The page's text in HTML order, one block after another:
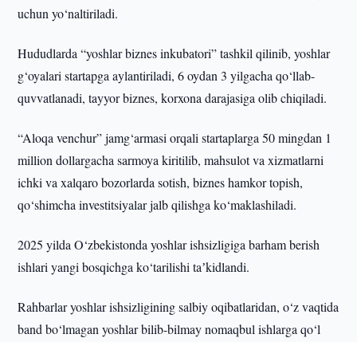
uchun yo‘naltiriladi.
Hududlarda “yoshlar biznes inkubatori” tashkil qilinib, yoshlar
g‘oyalari startapga aylantiriladi, 6 oydan 3 yilgacha qo‘llab-
quvvatlanadi, tayyor biznes, korxona darajasiga olib chiqiladi.
“Aloqa venchur” jamg‘armasi orqali startaplarga 50 mingdan 1
million dollargacha sarmoya kiritilib, mahsulot va xizmatlarni
ichki va xalqaro bozorlarda sotish, biznes hamkor topish,
qo‘shimcha investitsiyalar jalb qilishga ko‘maklashiladi.
2025 yilda O‘zbekistonda yoshlar ishsizligiga barham berish
ishlari yangi bosqichga ko‘tarilishi taʼkidlandi.
Rahbarlar yoshlar ishsizligining salbiy oqibatlaridan, o‘z vaqtida
band bo‘lmagan yoshlar bilib-bilmay nomaqbul ishlarga qo‘l